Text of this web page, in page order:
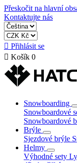
Přeskočit na hlavní
Kontaktujte nás
 Přihlásit se
 Košík 0
Snowboarding
Snowboardové
Snowboardové
Brýle
Sjezdové brýle
Helmy
Výhodné sety